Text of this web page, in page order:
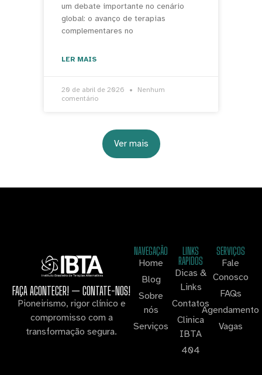
um debate importante no cenário
global: o avanço de terapias
complementares no
LER MAIS
20 de abril de 2026
Nenhum
comentário
Ver mais
FAÇA ACONTECER! — CONTATE-NOS!
Pioneirismo, rigor clínico e
compromisso com a
transformação segura.
NAVEGAÇÃO
Home
Blog
Sobre
nós
Serviços
LINKS
RAPIDOS
Dicas &
Links
Contatos
Clinica
IBTA
404
SERVIÇOS
Fale
Conosco
FAQs
Agendamento
Vagas